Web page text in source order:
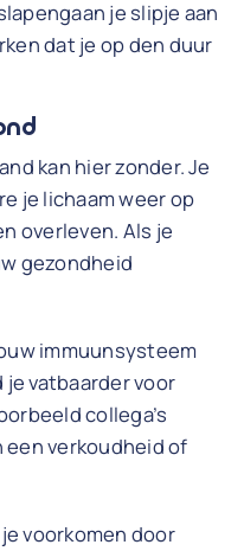
je slipje aan
dat je op den duur
kan hier zonder. Je
je lichaam weer op
overleven. Als je
gezondheid
immuunsysteem
vatbaarder voor
collega’s
een verkoudheid of
voorkomen door